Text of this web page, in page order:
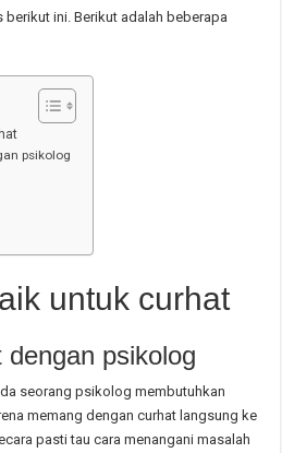
ini. Berikut adalah beberapa
psikolog
untuk curhat
psikolog
seorang psikolog membutuhkan
memang dengan curhat langsung ke
pasti tau cara menangani masalah